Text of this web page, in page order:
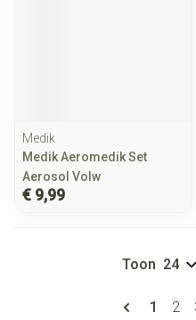
Medik
Medik Aeromedik Set
Aerosol Volw
€ 9,99
U lees
1 2
Toon